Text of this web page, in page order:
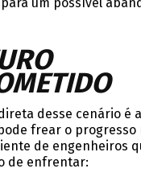
um possível
desse cenário é
frear o progresso
de engenheiros
de enfrentar: